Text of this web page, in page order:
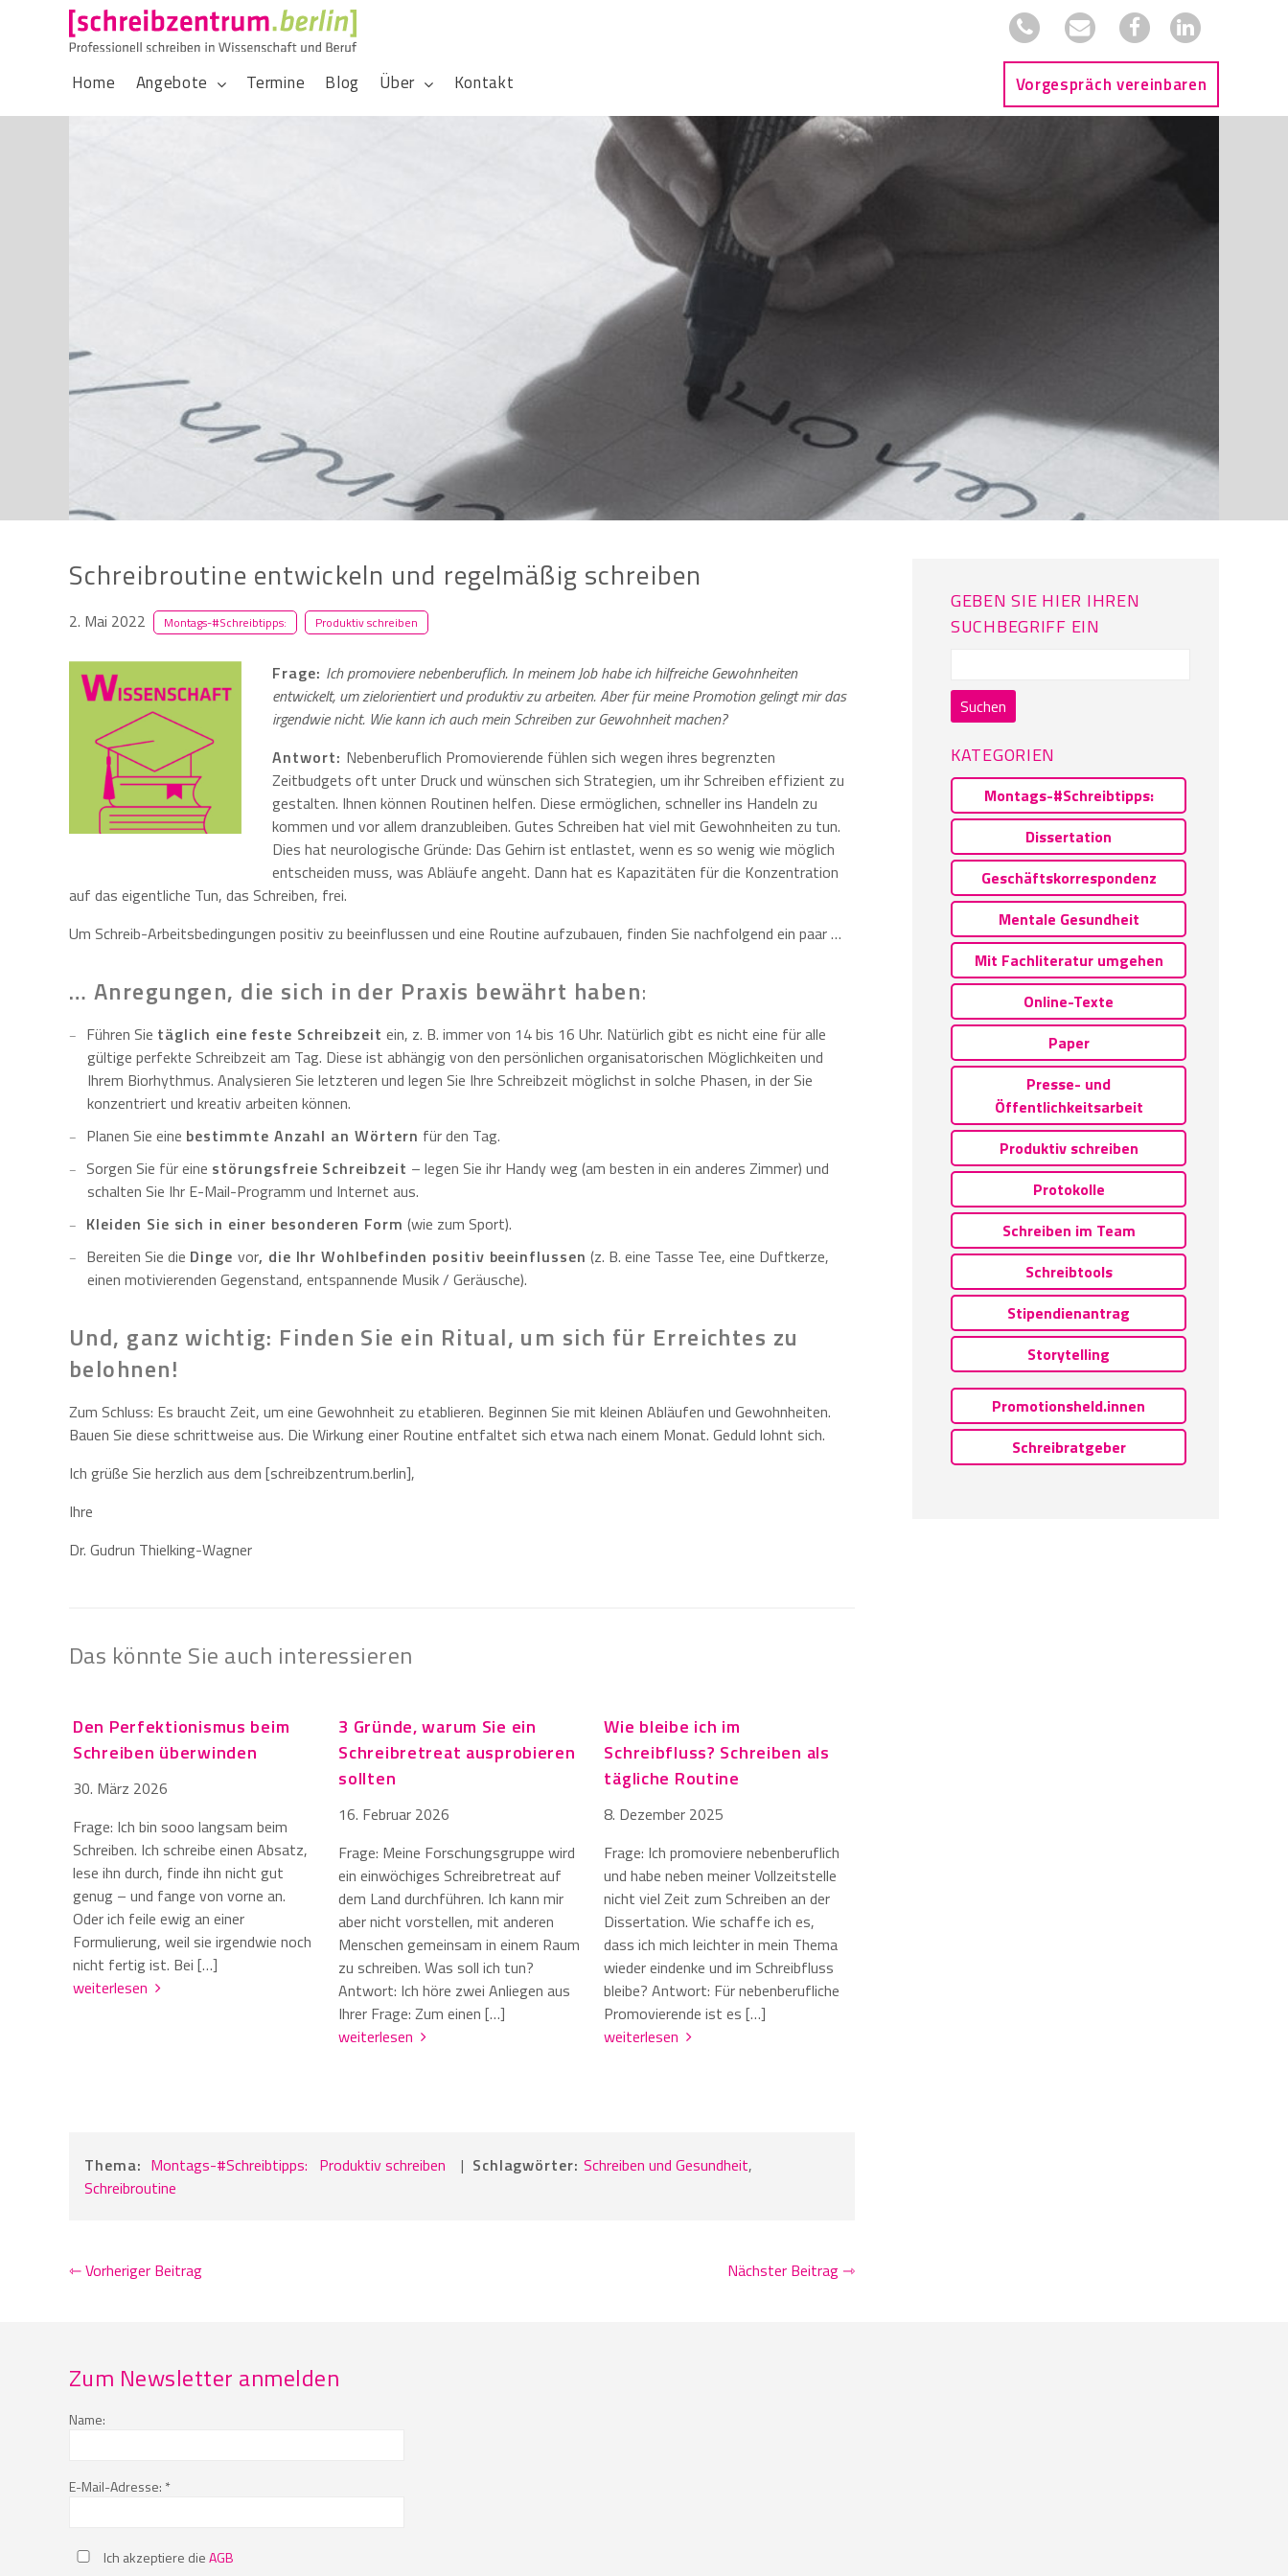
Home Angebote Termine Blog Über Kontakt Vorgespräch vereinbaren
Schreibroutine entwickeln und regelmäßig schreiben
2. Mai 2022 Montags-#Schreibtipps: Produktiv schreiben
Frage: Ich promoviere nebenberuflich. In meinem Job habe ich hilfreiche Gewohnheiten
entwickelt, um zielorientiert und produktiv zu arbeiten. Aber für meine Promotion gelingt mir das
irgendwie nicht. Wie kann ich auch mein Schreiben zur Gewohnheit machen?
Antwort: Nebenberuflich Promovierende fühlen sich wegen ihres begrenzten
Zeitbudgets oft unter Druck und wünschen sich Strategien, um ihr Schreiben effizient zu
gestalten. Ihnen können Routinen helfen. Diese ermöglichen, schneller ins Handeln zu
kommen und vor allem dranzubleiben. Gutes Schreiben hat viel mit Gewohnheiten zu tun.
Dies hat neurologische Gründe: Das Gehirn ist entlastet, wenn es so wenig wie möglich
entscheiden muss, was Abläufe angeht. Dann hat es Kapazitäten für die Konzentration
auf das eigentliche Tun, das Schreiben, frei.
Um Schreib-Arbeitsbedingungen positiv zu beeinflussen und eine Routine aufzubauen, finden Sie nachfolgend ein paar …
… Anregungen, die sich in der Praxis bewährt haben:
Führen Sie täglich eine feste Schreibzeit ein, z. B. immer von 14 bis 16 Uhr. Natürlich gibt es nicht eine für alle
gültige perfekte Schreibzeit am Tag. Diese ist abhängig von den persönlichen organisatorischen Möglichkeiten und
Ihrem Biorhythmus. Analysieren Sie letzteren und legen Sie Ihre Schreibzeit möglichst in solche Phasen, in der Sie
konzentriert und kreativ arbeiten können.
Planen Sie eine bestimmte Anzahl an Wörtern für den Tag.
Sorgen Sie für eine störungsfreie Schreibzeit – legen Sie ihr Handy weg (am besten in ein anderes Zimmer) und
schalten Sie Ihr E-Mail-Programm und Internet aus.
Kleiden Sie sich in einer besonderen Form (wie zum Sport).
Bereiten Sie die Dinge vor, die Ihr Wohlbefinden positiv beeinflussen (z. B. eine Tasse Tee, eine Duftkerze,
einen motivierenden Gegenstand, entspannende Musik / Geräusche).
Und, ganz wichtig: Finden Sie ein Ritual, um sich für Erreichtes zu
belohnen!
Zum Schluss: Es braucht Zeit, um eine Gewohnheit zu etablieren. Beginnen Sie mit kleinen Abläufen und Gewohnheiten.
Bauen Sie diese schrittweise aus. Die Wirkung einer Routine entfaltet sich etwa nach einem Monat. Geduld lohnt sich.
Ich grüße Sie herzlich aus dem [schreibzentrum.berlin],
Ihre
Dr. Gudrun Thielking-Wagner
Das könnte Sie auch interessieren
Den Perfektionismus beim
Schreiben überwinden
30. März 2026
Frage: Ich bin sooo langsam beim
Schreiben. Ich schreibe einen Absatz,
lese ihn durch, finde ihn nicht gut
genug – und fange von vorne an.
Oder ich feile ewig an einer
Formulierung, weil sie irgendwie noch
nicht fertig ist. Bei […]
weiterlesen
3 Gründe, warum Sie ein
Schreibretreat ausprobieren
sollten
16. Februar 2026
Frage: Meine Forschungsgruppe wird
ein einwöchiges Schreibretreat auf
dem Land durchführen. Ich kann mir
aber nicht vorstellen, mit anderen
Menschen gemeinsam in einem Raum
zu schreiben. Was soll ich tun?
Antwort: Ich höre zwei Anliegen aus
Ihrer Frage: Zum einen […]
weiterlesen
Wie bleibe ich im
Schreibfluss? Schreiben als
tägliche Routine
8. Dezember 2025
Frage: Ich promoviere nebenberuflich
und habe neben meiner Vollzeitstelle
nicht viel Zeit zum Schreiben an der
Dissertation. Wie schaffe ich es,
dass ich mich leichter in mein Thema
wieder eindenke und im Schreibfluss
bleibe? Antwort: Für nebenberufliche
Promovierende ist es […]
weiterlesen
Thema: Montags-#Schreibtipps: Produktiv schreiben | Schlagwörter:Schreiben und Gesundheit,
Schreibroutine
⇽ Vorheriger Beitrag Nächster Beitrag ⇾
GEBEN SIE HIER IHREN
SUCHBEGRIFF EIN
KATEGORIEN
Montags-#Schreibtipps:
Dissertation
Geschäftskorrespondenz
Mentale Gesundheit
Mit Fachliteratur umgehen
Online-Texte
Paper
Presse- und
Öffentlichkeitsarbeit
Produktiv schreiben
Protokolle
Schreiben im Team
Schreibtools
Stipendienantrag
Storytelling
Promotionsheld.innen
Schreibratgeber
Zum Newsletter anmelden
Name:
E-Mail-Adresse: *
Ich akzeptiere dieAGB